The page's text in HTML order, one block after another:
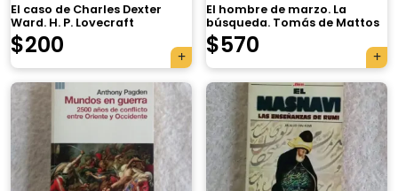
El caso de Charles Dexter
Ward. H. P. Lovecraft
$200
El hombre de marzo. La
búsqueda. Tomás de Mattos
$570
×